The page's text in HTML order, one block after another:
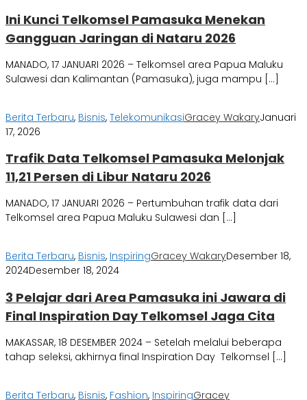
Ini Kunci Telkomsel Pamasuka Menekan
Gangguan Jaringan di Nataru 2026
MANADO, 17 JANUARI 2026 – Telkomsel area Papua Maluku
Sulawesi dan Kalimantan (Pamasuka), juga mampu […]
Berita Terbaru, Bisnis, TelekomunikasiGracey WakaryJanuari
17, 2026
Trafik Data Telkomsel Pamasuka Melonjak
11,21 Persen di Libur Nataru 2026
MANADO, 17 JANUARI 2026 – Pertumbuhan trafik data dari
Telkomsel area Papua Maluku Sulawesi dan […]
Berita Terbaru, Bisnis, InspiringGracey WakaryDesember 18,
2024Desember 18, 2024
3 Pelajar dari Area Pamasuka ini Jawara di
Final Inspiration Day Telkomsel Jaga Cita
MAKASSAR, 18 DESEMBER 2024 – Setelah melalui beberapa
tahap seleksi, akhirnya final Inspiration Day Telkomsel […]
Berita Terbaru, Bisnis, Fashion, InspiringGracey